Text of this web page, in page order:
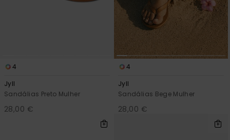
4
Jyll
Sandálias Preto Mulher
28,00 €
4
Jyll
Sandálias Bege Mulher
28,00 €